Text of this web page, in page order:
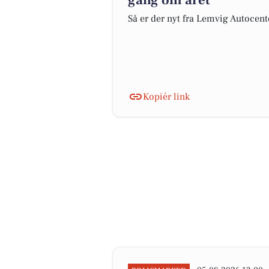
Så er der nyt fra Lemvig
Kopiér link